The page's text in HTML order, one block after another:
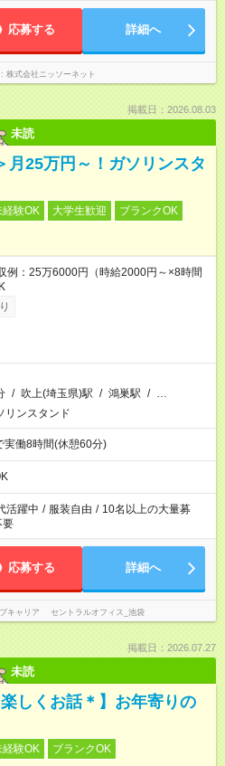
応募する 詳細へ
株式会社ニッソーネット
掲載日：2026.08.03
未読
月25万円～！ガソリンスタ
験OK 大学生歓迎
ブランクOK
：25万6000円（時給2000円～×8時間
/ 吹上(埼玉県)駅 / 鴻巣駅 / …
リンスタンド
働8時間(休憩60分)
活躍中 / 服装自由 / 10名以上の大量募
要
応募する 詳細へ
キャリア セントラルオフィス_池袋
掲載日：2026.07.27
未読
しくお話＊】お年寄りの
験OK
ブランクOK